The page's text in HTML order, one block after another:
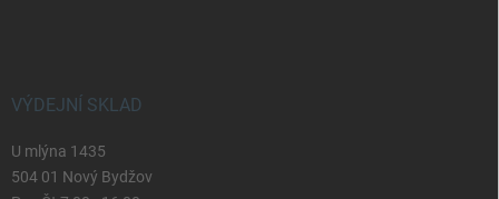
VÝDEJNÍ SKLAD
U mlýna 1435
504 01 Nový Bydžov